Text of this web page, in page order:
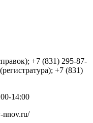
+7 (831) 295-87-
+7 (831)
14:00
nnov.ru/